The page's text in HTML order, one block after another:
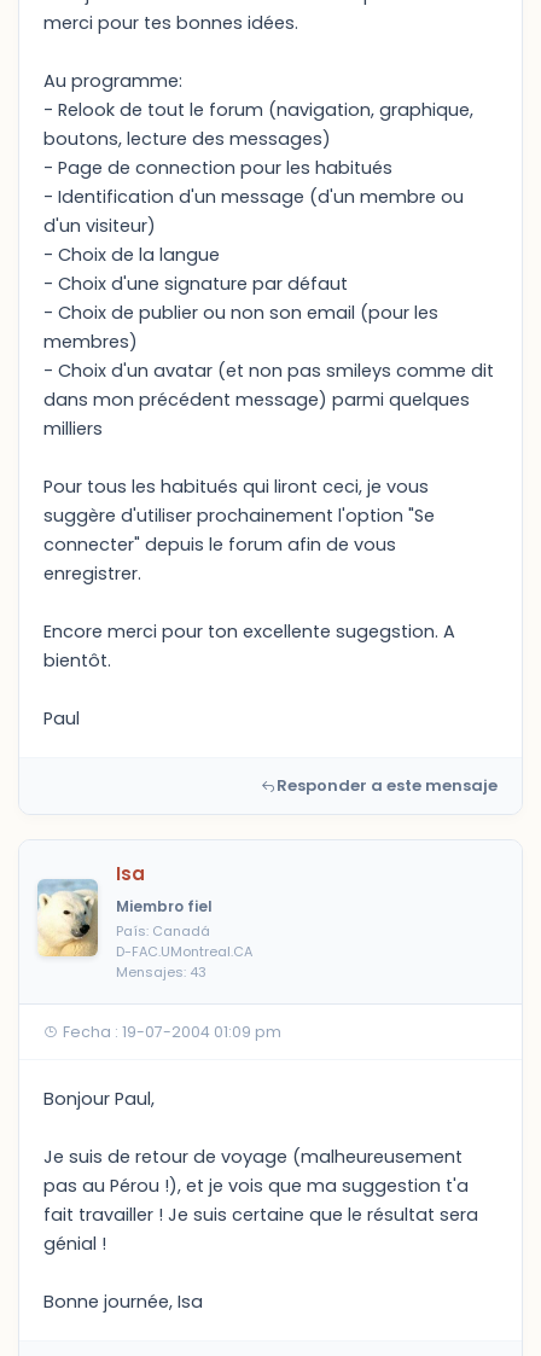
merci pour tes bonnes idées.
Au programme:
- Relook de tout le forum (navigation, graphique,
boutons, lecture des messages)
- Page de connection pour les habitués
- Identification d'un message (d'un membre ou
d'un visiteur)
- Choix de la langue
- Choix d'une signature par défaut
- Choix de publier ou non son email (pour les
membres)
- Choix d'un avatar (et non pas smileys comme dit
dans mon précédent message) parmi quelques
milliers
Pour tous les habitués qui liront ceci, je vous
suggère d'utiliser prochainement l'option "Se
connecter" depuis le forum afin de vous
enregistrer.
Encore merci pour ton excellente sugegstion. A
bientôt.
Paul
Responder a este mensaje
Isa
Miembro fiel
País: Canadá
D-FAC.UMontreal.CA
Mensajes: 43
Fecha : 19-07-2004 01:09 pm
Bonjour Paul,
Je suis de retour de voyage (malheureusement
pas au Pérou !), et je vois que ma suggestion t'a
fait travailler ! Je suis certaine que le résultat sera
génial !
Bonne journée, Isa